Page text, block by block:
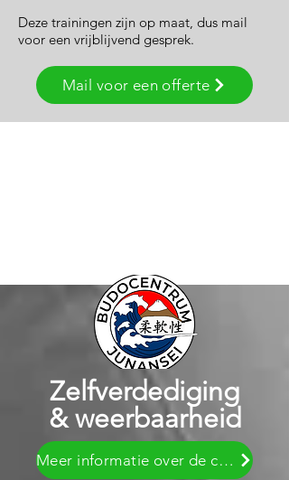
Deze trainingen zijn op maat, dus mail
voor een vrijblijvend gesprek.
Mail voor een offerte
Zelfverdediging
& weerbaarheid
Meer informatie over de cursus